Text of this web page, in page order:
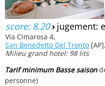
score: 8.20› jugement:
Via Cimarosa 4,
San Benedetto Del Tronto
Milieu grand hotel: 98 lits
Tarif minimum Basse saison
personne)